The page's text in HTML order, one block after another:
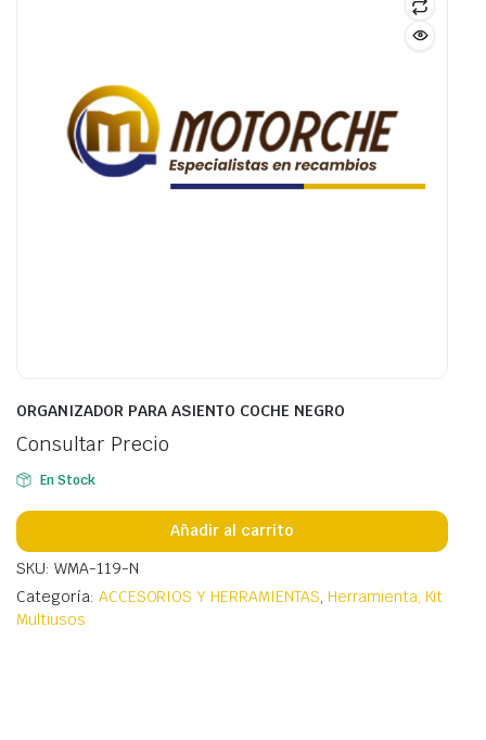
ORGANIZADOR PARA ASIENTO COCHE NEGRO
Consultar Precio
En Stock
Añadir al carrito
SKU: WMA-119-N
Categoría: ACCESORIOS Y HERRAMIENTAS Herramienta, Kit
Multiusos